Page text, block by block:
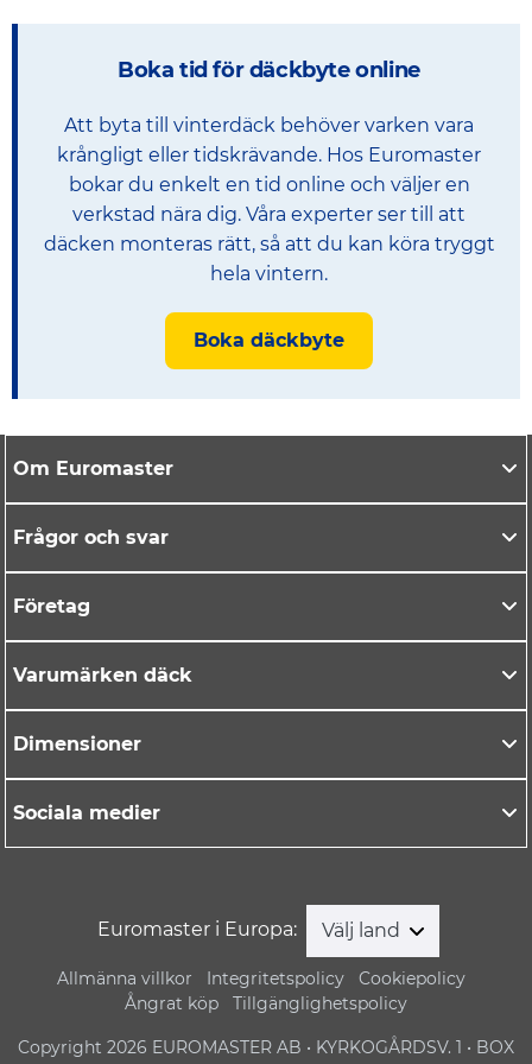
Boka tid för däckbyte online
Att byta till vinterdäck behöver varken vara
krångligt eller tidskrävande. Hos Euromaster
bokar du enkelt en tid online och väljer en
verkstad nära dig. Våra experter ser till att
däcken monteras rätt, så att du kan köra tryggt
hela vintern.
Boka däckbyte
Om Euromaster
Frågor och svar
Företag
Varumärken däck
Dimensioner
Sociala medier
Euromaster i Europa: Välj land
Allmänna villkor Integritetspolicy
Cookiepolicy
Ångrat köp
Tillgänglighetspolicy
Copyright 2026 EUROMASTER AB • KYRKOGÅRDSV. 1 • BOX